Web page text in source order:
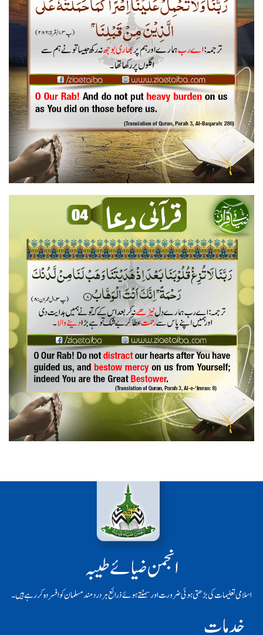
انجمن ضیائے طیبہ
اسلامی تعلیمات کی بڑھتی ہوئی ضرورت اور سمٹتے ہوئے ذرائع ہر دردمند مسلمان کو افسردہ کر رہے ہیں۔
خدمات